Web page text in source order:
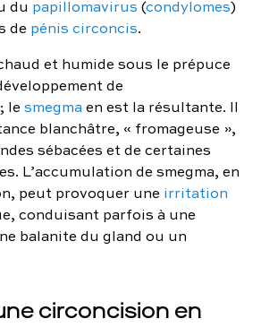
du papillomavirus (condylomes)
de pénis circoncis.
et humide sous le prépuce
de
le smegmaen est la résultante. Il
blanchâtre, « fromageuse »,
sébacées et de certaines
L’accumulation de smegma, en
peut provoquer une irritation
conduisant parfois à une
balanite du gland ou un
circoncision en